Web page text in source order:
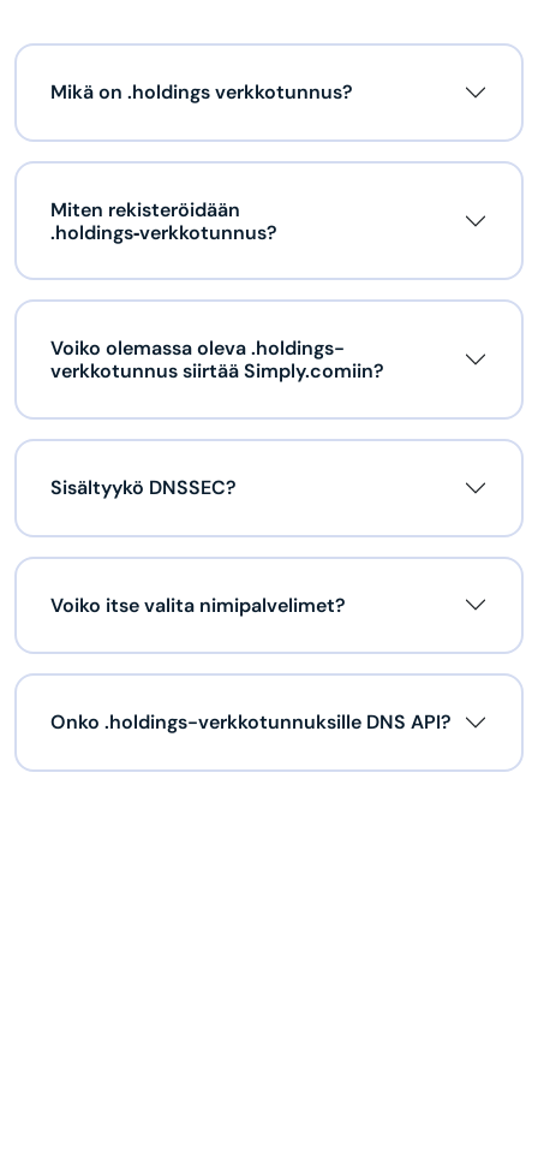
Mikä on .holdings verkkotunnus?
Miten rekisteröidään
.holdings‑verkkotunnus?
Voiko olemassa oleva .holdings-
verkkotunnus siirtää Simply.comiin?
Sisältyykö DNSSEC?
Voiko itse valita nimipalvelimet?
Onko .holdings-verkkotunnuksille DNS API?